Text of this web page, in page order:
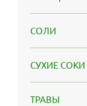
СОЛИ
СУХИЕ
ТРАВЫ